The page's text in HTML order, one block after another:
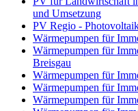
und Umsetzung
PV Regio -
Wärmepumpen für
Wärmepumpen für
Breisgau
Wärmepumpen für
Wärmepumpen für
Wärmepumpen für